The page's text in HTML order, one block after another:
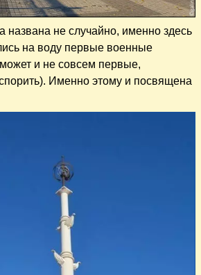
названа не случайно, именно здесь
на воду первые военные
и не совсем первые,
Именно этому и посвящена